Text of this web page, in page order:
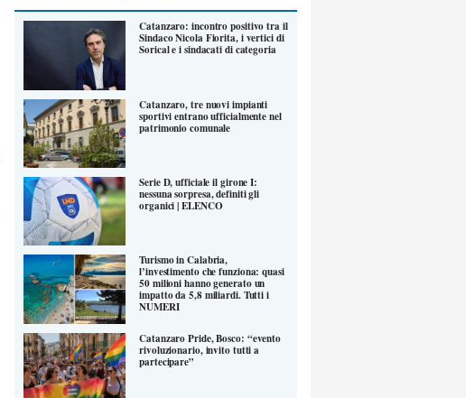
Catanzaro: incontro positivo tra il
Sindaco Nicola Fiorita, i vertici di
Sorical e i sindacati di categoria
Catanzaro, tre nuovi impianti
sportivi entrano ufficialmente nel
patrimonio comunale
Serie D, ufficiale il girone I:
nessuna sorpresa, definiti gli
organici | ELENCO
Turismo in Calabria,
l’investimento che funziona: quasi
50 milioni hanno generato un
impatto da 5,8 miliardi. Tutti i
NUMERI
Catanzaro Pride, Bosco: “evento
rivoluzionario, invito tutti a
partecipare”